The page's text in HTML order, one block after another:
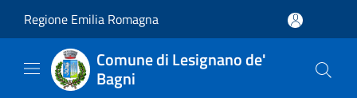
Regione Emilia Romagna
Comune di Lesignano de'
Bagni